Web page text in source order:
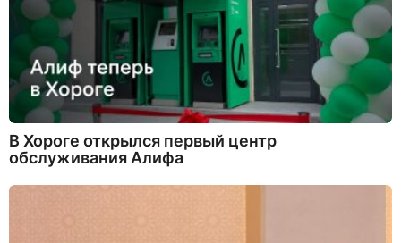
В Хороге открылся первый центр
обслуживания Алифа